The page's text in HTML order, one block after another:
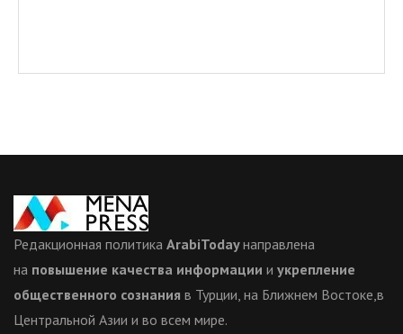
Редакционная политика ArabiTodayнаправлена
на повышение качества информации и укрепление
общественного сознания в Турции, на Ближнем Востоке,в
Центральной Азии и во всем мире.